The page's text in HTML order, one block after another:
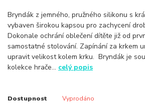
Bryndák z jemného, pružného silikonu s
vybaven širokou kapsou pro zachycení
Dokonale ochrání oblečení dítěte již od
samostatné stolování. Zapínání za krkem
upravit velikost kolem krku. Bryndák je
kolekce hrače... celý popis
Dostupnost Vyprodáno